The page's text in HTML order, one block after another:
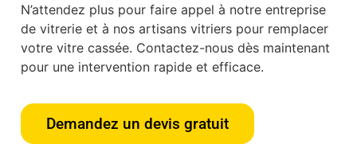
N’attendez plus pour faire appel à notre entreprise
de vitrerie et à nos artisans vitriers pour remplacer
votre vitre cassée. Contactez-nous dès maintenant
pour une intervention rapide et efficace.
Demandez un devis gratuit